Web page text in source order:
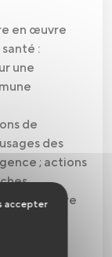
en œuvre
:
une
de
des
; actions
sa propre